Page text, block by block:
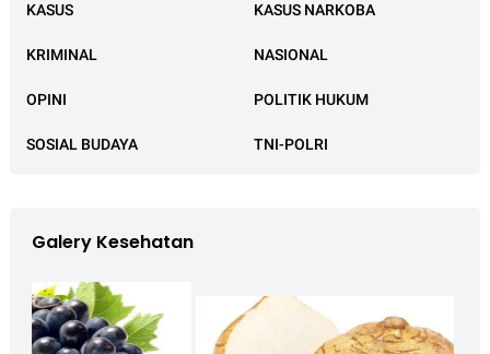
KASUS KASUS NARKOBA
KRIMINAL NASIONAL
OPINI POLITIK HUKUM
SOSIAL BUDAYA TNI-POLRI
Galery Kesehatan